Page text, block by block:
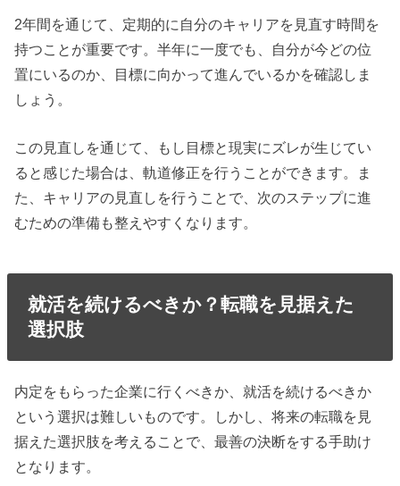
2年間を通じて、定期的に自分のキャリアを見直す時間を
持つことが重要です。半年に一度でも、自分が今どの位
置にいるのか、目標に向かって進んでいるかを確認しま
しょう。
この見直しを通じて、もし目標と現実にズレが生じてい
ると感じた場合は、軌道修正を行うことができます。ま
た、キャリアの見直しを行うことで、次のステップに進
むための準備も整えやすくなります。
就活を続けるべきか？転職を見据えた
選択肢
内定をもらった企業に行くべきか、就活を続けるべきか
という選択は難しいものです。しかし、将来の転職を見
据えた選択肢を考えることで、最善の決断をする手助け
となります。